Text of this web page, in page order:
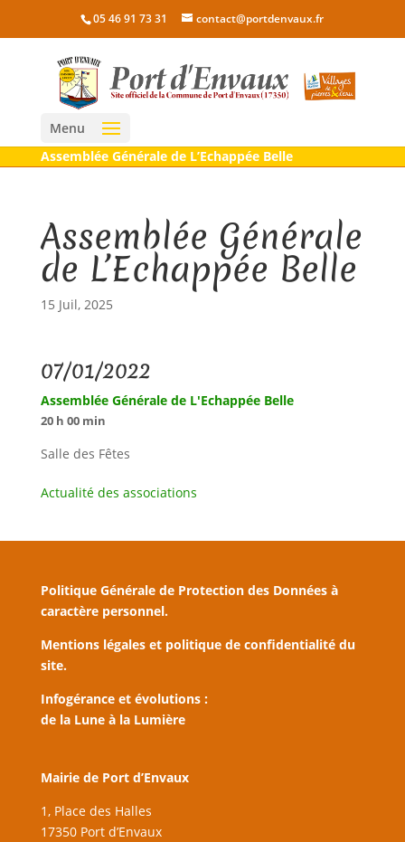
05 46 91 73 31 contact@portdenvaux.fr
Menu
Assemblée Générale de L’Echappée Belle
Assemblée Générale
de L’Echappée Belle
15 Juil, 2025
07/01/2022
Assemblée Générale de L'Echappée Belle
20 h 00 min
Salle des Fêtes
Actualité des associations
Politique Générale de Protection des Données à
caractère personnel.
Mentions légales et politique de confidentialité du
site.
Infogérance et évolutions :
de la Lune à la Lumière
Mairie de Port d’Envaux
1, Place des Halles
17350 Port d’Envaux